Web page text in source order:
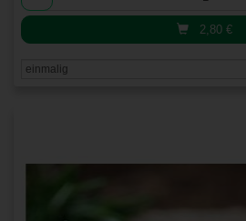
2,80 €